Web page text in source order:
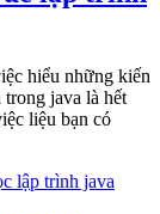
hiểu những kiến
java là hết
liệu bạn có